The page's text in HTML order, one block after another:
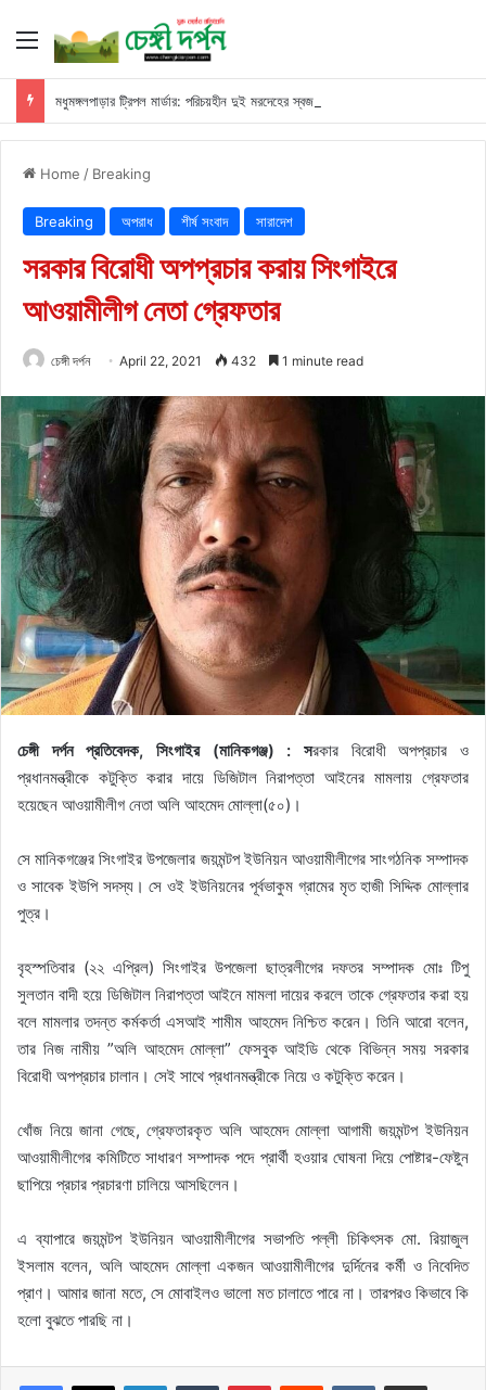
Menu
মধুমঙ্গলপাড়ার ট্রিপল মার্ডার: পরিচয়হীন দুই মরদেহের স্বজনের খোঁজ পুলিশের
Home / Breaking
Breaking অপরাধ শীর্ষ সংবাদ সারাদেশ
সরকার বিরোধী অপপ্রচার করায় সিংগাইরে
আওয়ামীলীগ নেতা গ্রেফতার
চেঙ্গী দর্পন April 22, 2021 432 1 minute read
চেঙ্গী দর্পন প্রতিবেদক, সিংগাইর (মানিকগঞ্জ) : সরকার বিরোধী অপপ্রচার ও
প্রধানমন্ত্রীকে কটুক্তি করার দায়ে ডিজিটাল নিরাপত্তা আইনের মামলায় গ্রেফতার
হয়েছেন আওয়ামীলীগ নেতা অলি আহমেদ মোল্লা(৫০)।
সে মানিকগঞ্জের সিংগাইর উপজেলার জয়মন্টপ ইউনিয়ন আওয়ামীলীগের সাংগঠনিক সম্পাদক
ও সাবেক ইউপি সদস্য। সে ওই ইউনিয়নের পূর্বভাকুম গ্রামের মৃত হাজী সিদ্দিক মোল্লার
পুত্র।
বৃহস্পতিবার (২২ এপ্রিল) সিংগাইর উপজেলা ছাত্রলীগের দফতর সম্পাদক মোঃ টিপু
সুলতান বাদী হয়ে ডিজিটাল নিরাপত্তা আইনে মামলা দায়ের করলে তাকে গ্রেফতার করা হয়
বলে মামলার তদন্ত কর্মকর্তা এসআই শামীম আহমেদ নিশ্চিত করেন। তিনি আরো বলেন,
তার নিজ নামীয় ”অলি আহমেদ মোল্লা” ফেসবুক আইডি থেকে বিভিন্ন সময় সরকার
বিরোধী অপপ্রচার চালান। সেই সাথে প্রধানমন্ত্রীকে নিয়ে ও কটুক্তি করেন।
খোঁজ নিয়ে জানা গেছে, গ্রেফতারকৃত অলি আহমেদ মোল্লা আগামী জয়মন্টপ ইউনিয়ন
আওয়ামীলীগের কমিটিতে সাধারণ সম্পাদক পদে প্রার্থী হওয়ার ঘোষনা দিয়ে পোষ্টার-ফেষ্টুন
ছাপিয়ে প্রচার প্রচারণা চালিয়ে আসছিলেন।
এ ব্যাপারে জয়মন্টপ ইউনিয়ন আওয়ামীলীগের সভাপতি পল্লী চিকিৎসক মো. রিয়াজুল
ইসলাম বলেন, অলি আহমেদ মোল্লা একজন আওয়ামীলীগের দুর্দিনের কর্মী ও নিবেদিত
প্রাণ। আমার জানা মতে, সে মোবাইলও ভালো মত চালাতে পারে না। তারপরও কিভাবে কি
হলো বুঝতে পারছি না।
LinkedInTumblr PinterestReddit VKontakteShare via Email